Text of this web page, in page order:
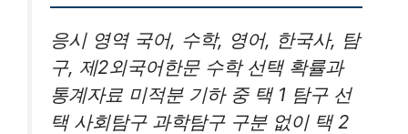
응시 영역 국어, 수학, 영어, 한국사, 탐
구, 제2외국어한문 수학 선택 확률과
통계자료 미적분 기하 중 택 1 탐구 선
택 사회탐구 과학탐구 구분 없이 택 2